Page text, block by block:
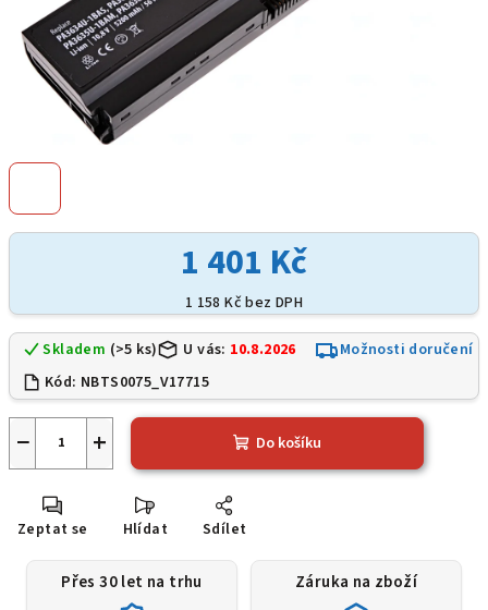
1 401 Kč
1 158 Kč bez DPH
Skladem (>5 ks) U vás: 10.8.2026
Možnosti doručení
Kód: NBTS0075_V17715
+
− Do košíku
Zeptat se Hlídat Sdílet
Přes 30 let na trhu Záruka na zboží